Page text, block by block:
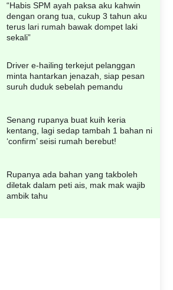
“Habis SPM ayah paksa aku kahwin
dengan orang tua, cukup 3 tahun aku
terus lari rumah bawak dompet laki
sekali”
Driver e-hailing terkejut pelanggan
minta hantarkan jenazah, siap pesan
suruh duduk sebelah pemandu
Senang rupanya buat kuih keria
kentang, lagi sedap tambah 1 bahan ni
‘confirm’ seisi rumah berebut!
Rupanya ada bahan yang takboleh
diletak dalam peti ais, mak mak wajib
ambik tahu